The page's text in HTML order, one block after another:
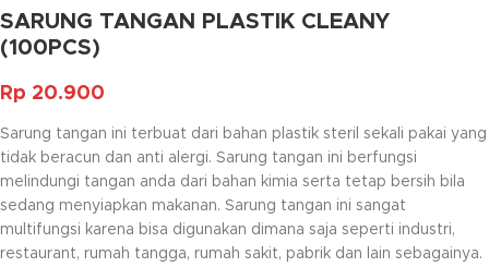
SARUNG TANGAN PLASTIK CLEANY
(100PCS)
Rp 20.900
Sarung tangan ini terbuat dari bahan plastik steril sekali pakai yang
tidak beracun dan anti alergi. Sarung tangan ini berfungsi
melindungi tangan anda dari bahan kimia serta tetap bersih bila
sedang menyiapkan makanan. Sarung tangan ini sangat
multifungsi karena bisa digunakan dimana saja seperti industri,
restaurant, rumah tangga, rumah sakit, pabrik dan lain sebagainya.